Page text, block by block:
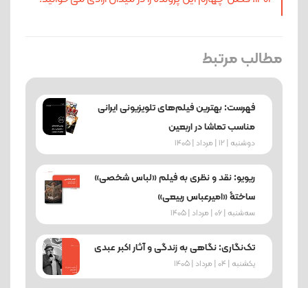
مطالب مرتبط
فهرست: بهترین فیلم‌های تلویزیونی ایرانی
مناسب تماشا در اربعین
دوشنبه | 12 | مرداد | 1405
ریویو: نقد و نظری به فیلم «لباس شخصی»
ساختۀ «امیرعباس ربیعی»
ﺳﻪشنبه | 06 | مرداد | 1405
تک‌نگاری: نگاهی به زندگی و آثار اکبر عبدی
یکشنبه | 04 | مرداد | 1405